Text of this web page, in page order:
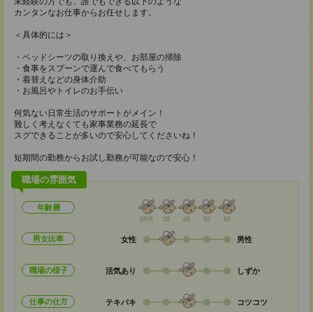
カンタンなお仕事からお任せします。
＜具体的には＞
・ベッドシーツの取り換えや、お部屋の掃除
・食事をスプーンで運んで食べてもらう
・着替えなどの身体介助
・お風呂やトイレのお手伝い
何気ない日常生活のサポートがメイン！
難しく考えなくても家事業務の延長で
スグできることが多いので安心してくださいね！
短期間の勤務からお試し勤務が可能なので安心！
職場の雰囲気
年齢層
20代 30 40 50 60
男女比率 女性 男性
職場の様子 活気あり しずか
仕事の仕方 テキパキ コツコツ